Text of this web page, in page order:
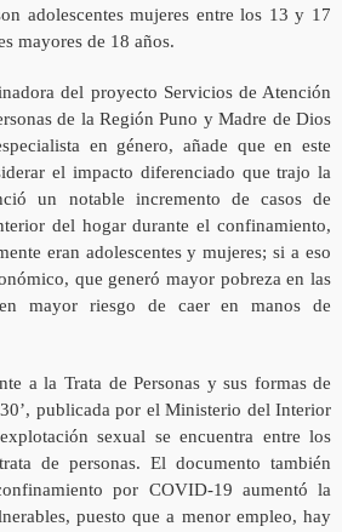
adolescentes mujeres entre los 13 y 17
mayores de 18 años.
del proyecto Servicios de Atención
de la Región Puno y Madre de Dios
en género, añade que en este
el impacto diferenciado que trajo la
un notable incremento de casos de
del hogar durante el confinamiento,
eran adolescentes y mujeres; si a eso
que generó mayor pobreza en las
mayor riesgo de caer en manos de
a la Trata de Personas y sus formas de
publicada por el Ministerio del Interior
sexual se encuentra entre los
de personas. El documento también
por COVID-19 aumentó la
puesto que a menor empleo, hay